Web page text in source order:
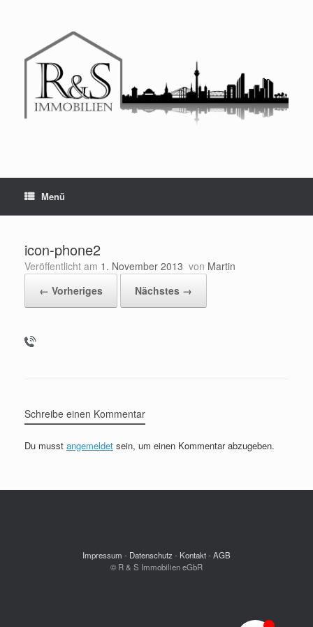
Menü
icon-phone2
Veröffentlicht am 1. November 2013 von Martin
← Vorheriges
Nächstes →
Schreibe einen Kommentar
Du musst angemeldet sein, um einen Kommentar abzugeben.
Impressum - Datenschutz- Kontakt-AGB
© R & S Immobilien eGbR